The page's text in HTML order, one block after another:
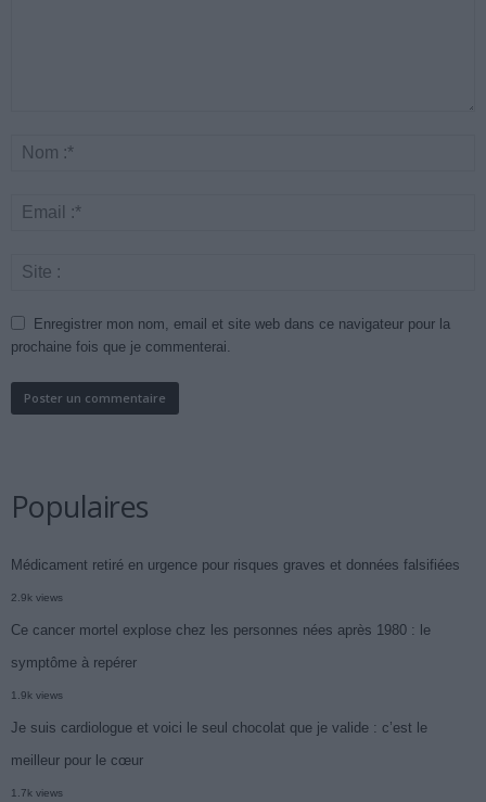
Enregistrer mon nom, email et site web dans ce navigateur pour la
prochaine fois que je commenterai.
Populaires
Médicament retiré en urgence pour risques graves et données falsifiées
2.9k views
Ce cancer mortel explose chez les personnes nées après 1980 : le
symptôme à repérer
1.9k views
Je suis cardiologue et voici le seul chocolat que je valide : c’est le
meilleur pour le cœur
1.7k views